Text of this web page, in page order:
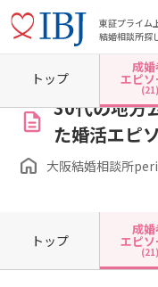
東証プライム
結婚相談所探
ホーム 大阪府の結婚相談所
30代の地方
た婚活エピ
大阪結婚相談所
トップ
成
エピソ
(21)
トップ
成
エピソ
(21)